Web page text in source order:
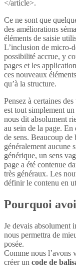
</article>.
Ce ne sont que
des améliorations
éléments de saisie
L’inclusion de micro-
possibilité accrue, y
pages et les
ces nouveaux
qu’à la structure.
Pensez à certaines
est tout simplement
nous dit absolument
au sein de la page. En
de sens. Beaucoup de
généralement aucune
générique, un sens
page a été contenue
très généraux. Les
définir le contenu en
Pourquoi
Je devais absolument
nous permettra de
posée.
Comme nous l’avons
créer un code de